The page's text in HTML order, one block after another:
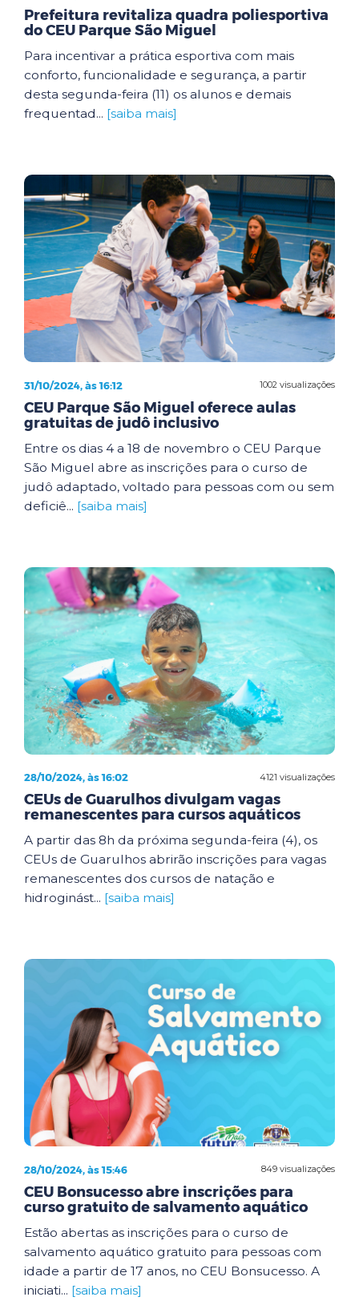
Prefeitura revitaliza quadra poliesportiva
do CEU Parque São Miguel
Para incentivar a prática esportiva com mais
conforto, funcionalidade e segurança, a partir
desta segunda-feira (11) os alunos e demais
frequentad... [saiba mais]
1002 visualizações
31/10/2024, às 16:12
CEU Parque São Miguel oferece aulas
gratuitas de judô inclusivo
Entre os dias 4 a 18 de novembro o CEU Parque
São Miguel abre as inscrições para o curso de
judô adaptado, voltado para pessoas com ou sem
deficiê... [saiba mais]
4121 visualizações
28/10/2024, às 16:02
CEUs de Guarulhos divulgam vagas
remanescentes para cursos aquáticos
A partir das 8h da próxima segunda-feira (4), os
CEUs de Guarulhos abrirão inscrições para vagas
remanescentes dos cursos de natação e
hidroginást... [saiba mais]
849 visualizações
28/10/2024, às 15:46
CEU Bonsucesso abre inscrições para
curso gratuito de salvamento aquático
Estão abertas as inscrições para o curso de
salvamento aquático gratuito para pessoas com
idade a partir de 17 anos, no CEU Bonsucesso. A
iniciati... [saiba mais]